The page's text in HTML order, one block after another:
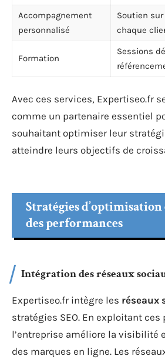
Accompagnement
personnalisé
Soutien
chaque
Formation
Sessions
Avec ces services, Expertiseo.fr
comme un partenaire essentiel
souhaitant optimiser leur
atteindre leurs objectifs de
Stratégies
des performances
Intégration des réseaux
Expertiseo.fr intègre les réseaux
stratégies SEO. En exploitant ces
l’entreprise améliore la visibilité
des marques en ligne. Les